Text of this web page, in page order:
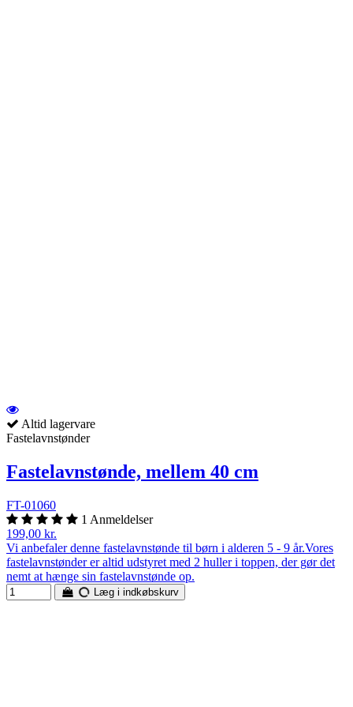
Altid lagervare
Fastelavnstønder
Fastelavnstønde, mellem 40 cm
FT-01060
1 Anmeldelser
199,00 kr.
Vi anbefaler denne fastelavnstønde til børn i alderen 5 - 9 år.Vores
fastelavnstønder er altid udstyret med 2 huller i toppen, der gør det
nemt at hænge sin fastelavnstønde op.
Læg i indkøbskurv